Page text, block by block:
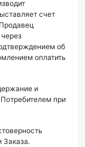
счет
об
оплатить
и
при
Заказа.